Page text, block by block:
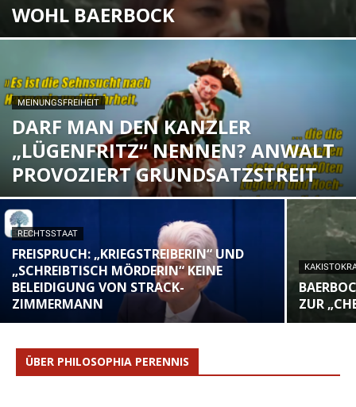
WOHL BAERBOCK
MEINUNGSFREIHEIT
DARF MAN DEN KANZLER
„LÜGENFRITZ“ NENNEN? ANWALT
PROVOZIERT GRUNDSATZSTREIT
RECHTSSTAAT
FREISPRUCH: „KRIEGSTREIBERIN“ UND
„SCHREIBTISCH MÖRDERIN“ KEINE
BELEIDIGUNG VON STRACK-
ZIMMERMANN
ZUR
ÜBER PHILOSOPHIA PERENNIS